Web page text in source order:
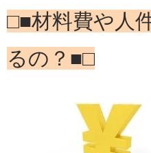
□■材料費や人
るの？■□